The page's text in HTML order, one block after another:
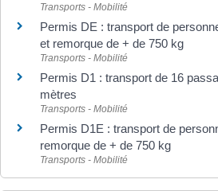
Transports - Mobilité
Permis DE : transport de
et remorque de + de 750 kg
Transports - Mobilité
Permis D1 : transport de 16
mètres
Transports - Mobilité
Permis D1E : transport de
remorque de + de 750 kg
Transports - Mobilité